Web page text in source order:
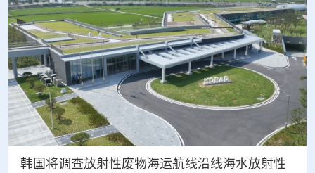
韩国将调查放射性废物海运航线沿线海水放射性